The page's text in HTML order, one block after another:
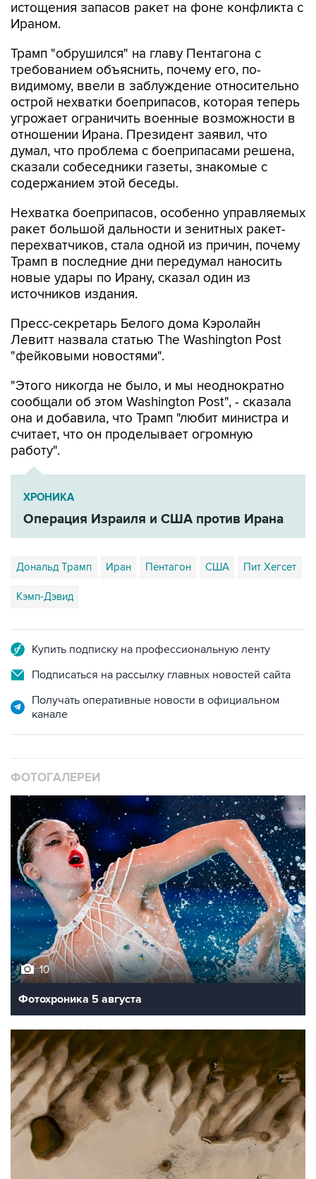
истощения запасов ракет на фоне конфликта с
Ираном.
Трамп "обрушился" на главу Пентагона с
требованием объяснить, почему его, по-
видимому, ввели в заблуждение относительно
острой нехватки боеприпасов, которая теперь
угрожает ограничить военные возможности в
отношении Ирана. Президент заявил, что
думал, что проблема с боеприпасами решена,
сказали собеседники газеты, знакомые с
содержанием этой беседы.
Нехватка боеприпасов, особенно управляемых
ракет большой дальности и зенитных ракет-
перехватчиков, стала одной из причин, почему
Трамп в последние дни передумал наносить
новые удары по Ирану, сказал один из
источников издания.
Пресс-секретарь Белого дома Кэролайн
Левитт назвала статью The Washington Post
"фейковыми новостями".
"Этого никогда не было, и мы неоднократно
сообщали об этом Washington Post", - сказала
она и добавила, что Трамп "любит министра и
считает, что он проделывает огромную
работу".
ХРОНИКА
Операция Израиля и США против Ирана
Дональд Трамп Иран Пентагон США Пит Хегсет
Кэмп-Дэвид
Купить подписку на профессиональную ленту
Подписаться на рассылку главных новостей сайта
Получать оперативные новости в официальном
канале
ФОТОГАЛЕРЕИ
10
Фотохроника 5 августа